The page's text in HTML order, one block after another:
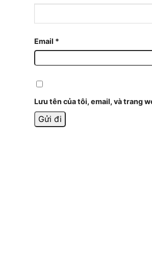
Email *
Lưu tên của tôi, email, và trang